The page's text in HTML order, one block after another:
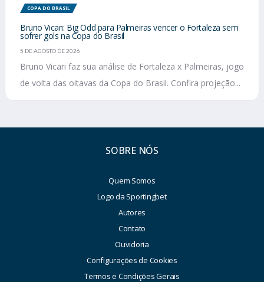
COPA DO BRASIL
Bruno Vicari: Big Odd para Palmeiras vencer o Fortaleza sem
sofrer gols na Copa do Brasil
5 DE AGOSTO DE 2026
Bruno Vicari faz sua análise de Fortaleza x Palmeiras, jogo
de volta das oitavas da Copa do Brasil. Confira projeção...
SOBRE NÓS
Quem Somos
Logo da Sportingbet
Autores
Contato
Ouvidoria
Configurações de Cookies
Termos e Condições Gerais